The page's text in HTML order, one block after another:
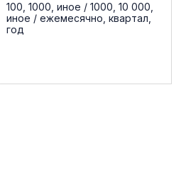
100, 1000, иное / 1000, 10 000,
иное / ежемесячно, квартал,
год